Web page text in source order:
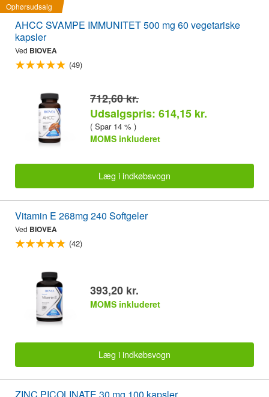
Ophørsudsalg
AHCC SVAMPE IMMUNITET 500 mg 60 vegetariske
kapsler
Ved BIOVEA
(49)
712,60 kr.
Udsalgspris: 614,15 kr.
( Spar 14 % )
MOMS inkluderet
Læg i indkøbsvogn
Vitamin E 268mg 240 Softgeler
Ved BIOVEA
(42)
393,20 kr.
MOMS inkluderet
Læg i indkøbsvogn
ZINC PICOLINATE 30 mg 100 kapsler